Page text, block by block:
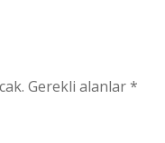
Gerekli alanlar*